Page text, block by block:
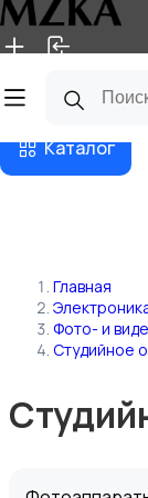
Главная
Каталог
Главная
Фото- и
Студийное